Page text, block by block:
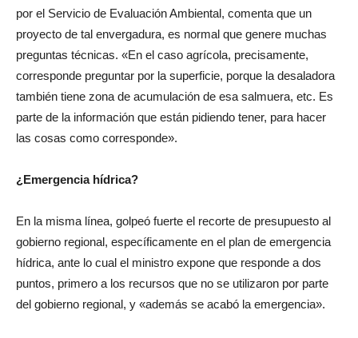
por el Servicio de Evaluación Ambiental, comenta que un
proyecto de tal envergadura, es normal que genere muchas
preguntas técnicas. «En el caso agrícola, precisamente,
corresponde preguntar por la superficie, porque la desaladora
también tiene zona de acumulación de esa salmuera, etc. Es
parte de la información que están pidiendo tener, para hacer
las cosas como corresponde».
¿Emergencia hídrica?
En la misma línea, golpeó fuerte el recorte de presupuesto al
gobierno regional, específicamente en el plan de emergencia
hídrica, ante lo cual el ministro expone que responde a dos
puntos, primero a los recursos que no se utilizaron por parte
del gobierno regional, y «además se acabó la emergencia».